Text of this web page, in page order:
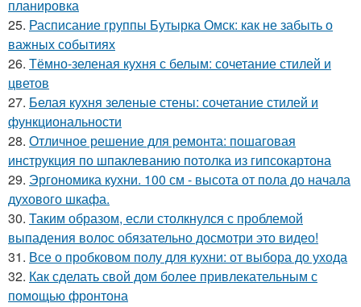
планировка
25. Расписание группы Бутырка Омск: как не забыть о
важных событиях
26. Тёмно-зеленая кухня с белым: сочетание стилей и
цветов
27. Белая кухня зеленые стены: сочетание стилей и
функциональности
28. Отличное решение для ремонта: пошаговая
инструкция по шпаклеванию потолка из гипсокартона
29. Эргономика кухни. 100 см - высота от пола до начала
духового шкафа.
30. Таким образом, если столкнулся с проблемой
выпадения волос обязательно досмотри это видео!
31. Все о пробковом полу для кухни: от выбора до ухода
32. Как сделать свой дом более привлекательным с
помощью фронтона